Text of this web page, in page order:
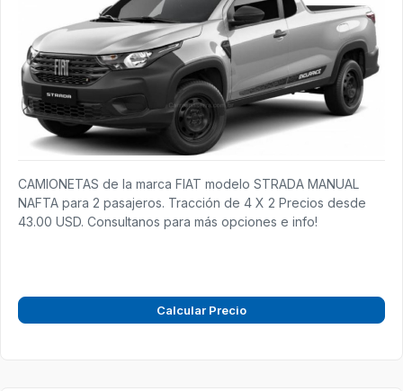
CAMIONETAS de la marca FIAT modelo STRADA MANUAL
NAFTA para 2 pasajeros. Tracción de 4 X 2 Precios desde
43.00 USD. Consultanos para más opciones e info!
Calcular Precio